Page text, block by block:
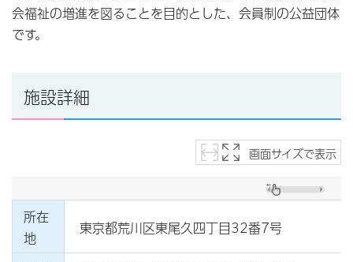
会福祉の増進を図ることを目的とした、会員制の公益団体
です。
施設詳細
画面サイズで表示
所在
地
東京都荒川区東尾久四丁目32番7号